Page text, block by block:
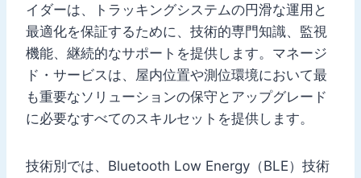
イダーは、トラッキングシステムの円滑な運用と
最適化を保証するために、技術的専門知識、監視
機能、継続的なサポートを提供します。マネージ
ド・サービスは、屋内位置や測位環境において最
も重要なソリューションの保守とアップグレード
に必要なすべてのスキルセットを提供します。
技術別では、Bluetooth Low Energy（BLE）技術